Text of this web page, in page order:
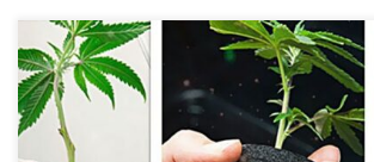
Wielu rolników zamiast kupować nasiona